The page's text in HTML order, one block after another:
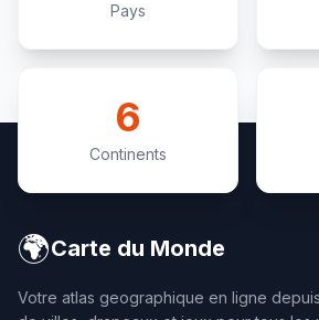
Pays
6
Continents
🌍Carte du Monde
Votre atlas geographique en ligne